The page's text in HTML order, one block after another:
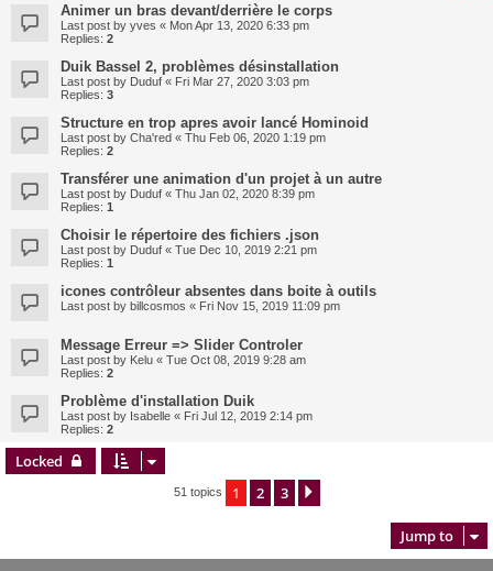
Animer un bras devant/derrière le corps
Last post by yves « Mon Apr 13, 2020 6:33 pm
Replies: 2
Duik Bassel 2, problèmes désinstallation
Last post by Duduf « Fri Mar 27, 2020 3:03 pm
Replies: 3
Structure en trop apres avoir lancé Hominoid
Last post by Cha'red « Thu Feb 06, 2020 1:19 pm
Replies: 2
Transférer une animation d'un projet à un autre
Last post by Duduf « Thu Jan 02, 2020 8:39 pm
Replies: 1
Choisir le répertoire des fichiers .json
Last post by Duduf « Tue Dec 10, 2019 2:21 pm
Replies: 1
icones contrôleur absentes dans boite à outils
Last post by billcosmos « Fri Nov 15, 2019 11:09 pm
Message Erreur => Slider Controler
Last post by Kelu « Tue Oct 08, 2019 9:28 am
Replies: 2
Problème d'installation Duik
Last post by Isabelle « Fri Jul 12, 2019 2:14 pm
Replies: 2
Locked
51 topics 1 2 3
Jump to